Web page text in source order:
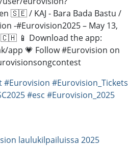
🇸🇪 / KAJ - Bara Bada Bastu /
-​ #Eurovision2025 – May 13,
🇨🇭 📱 Download the app:
app 💗 Follow #Eurovision on
#Eurovision #Eurovision_Tickets
#esc #Eurovision_2025
laulukilpailuissa 2025